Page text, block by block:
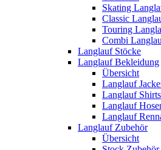
Skating
Classic
Touring
Combi
Langlauf Stöcke
Langlauf Bekleidung
Übersicht
Langlauf
Langlauf Shirts
Langlauf
Langlauf
Langlauf Zubehör
Übersicht